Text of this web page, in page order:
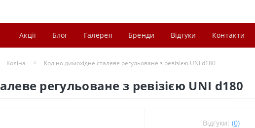
Акції Блог Галерея Бренди Відгуки Контакти
Коліна Коліно димохідне сталеве регульоване з ревізією UNI d180
регульоване з ревізією UNI d180
Відгуки: (0)